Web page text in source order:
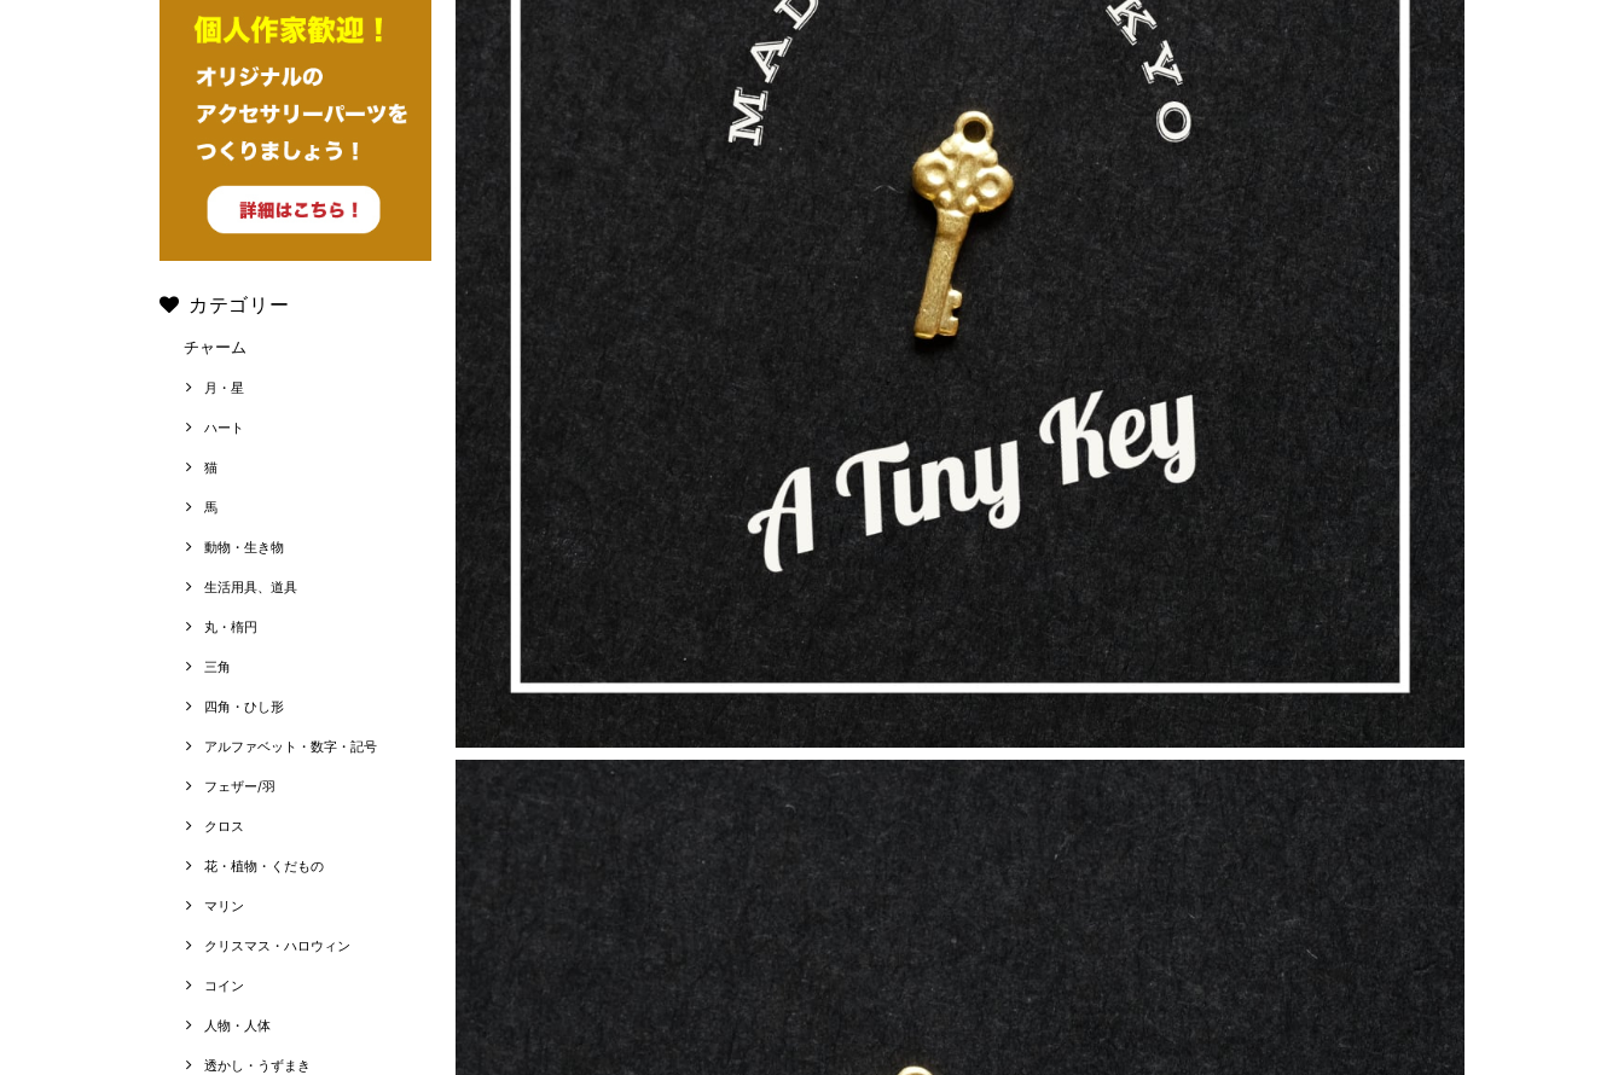
カテゴリー
チャーム
月・星
ハート
猫
馬
動物・生き物
生活用具、道具
丸・楕円
三角
四角・ひし形
アルファベット・数字・記号
フェザー/羽
クロス
花・植物・くだもの
マリン
クリスマス・ハロウィン
コイン
人物・人体
透かし・うずまき